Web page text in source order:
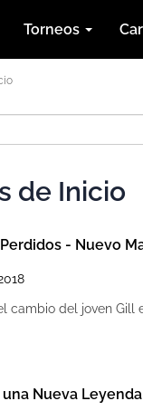
Torneos
de Inicio
- Nuevo
cambio del joven
Nueva